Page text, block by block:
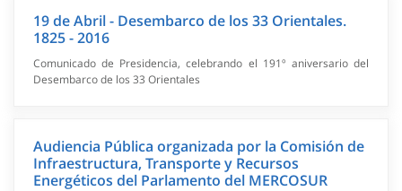
19 de Abril - Desembarco de los 33 Orientales.
1825 - 2016
Comunicado de Presidencia, celebrando el 191º aniversario del
Desembarco de los 33 Orientales
Audiencia Pública organizada por la Comisión de
Infraestructura, Transporte y Recursos
Energéticos del Parlamento del MERCOSUR